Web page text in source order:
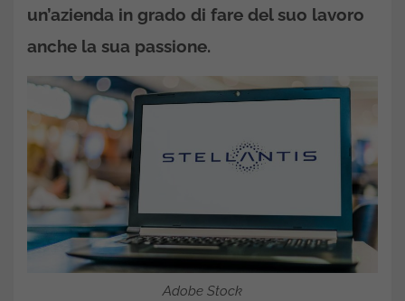
un’azienda in grado di fare del suo lavoro
anche la sua passione.
Adobe Stock